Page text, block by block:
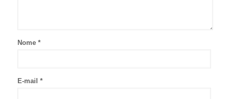
Nome *
E-mail *